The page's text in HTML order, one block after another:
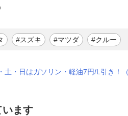
#スズキ #マツダ #クルー
土・日はガソリン・軽油7円/L引き！
います